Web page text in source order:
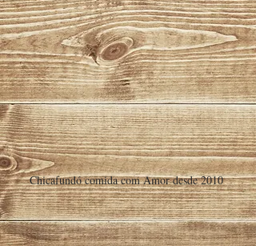
Chicafundó comida com Amor desde 2010